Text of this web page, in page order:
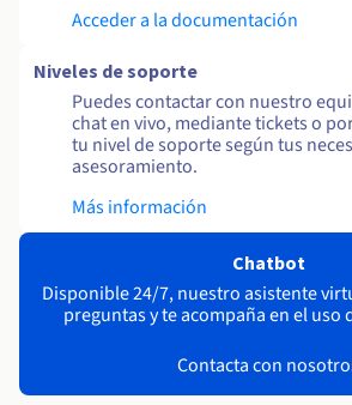
Acceder a la documentación
Niveles de soporte
Puedes contactar con nuestro
chat en vivo, mediante tickets o
tu nivel de soporte según tus
asesoramiento.
Más información
Chatbot
Disponible 24/7, nuestro asistente
preguntas y te acompaña en el uso
Contacta con